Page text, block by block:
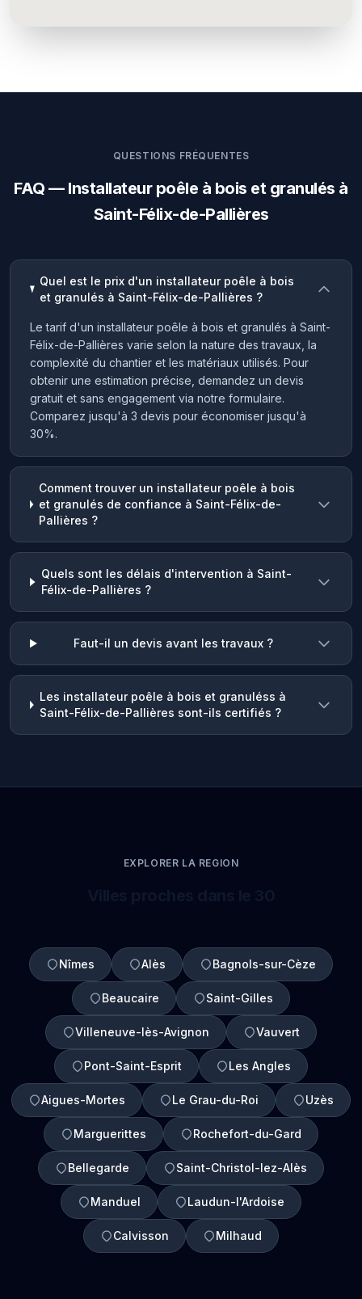
QUESTIONS FRÉQUENTES
FAQ — Installateur poêle à bois et granulés à
Saint-Félix-de-Pallières
Quel est le prix d'un installateur poêle à bois
et granulés à Saint-Félix-de-Pallières ?
Le tarif d'un installateur poêle à bois et granulés à Saint-
Félix-de-Pallières varie selon la nature des travaux, la
complexité du chantier et les matériaux utilisés. Pour
obtenir une estimation précise, demandez un devis
gratuit et sans engagement via notre formulaire.
Comparez jusqu'à 3 devis pour économiser jusqu'à
30%.
Comment trouver un installateur poêle à bois
et granulés de confiance à Saint-Félix-de-
Pallières ?
Quels sont les délais d'intervention à Saint-
Félix-de-Pallières ?
Faut-il un devis avant les travaux ?
Les installateur poêle à bois et granuléss à
Saint-Félix-de-Pallières sont-ils certifiés ?
EXPLORER LA REGION
Nîmes Alès Bagnols-sur-Cèze
Beaucaire Saint-Gilles
Villeneuve-lès-Avignon Vauvert
Pont-Saint-Esprit Les Angles
Aigues-Mortes Le Grau-du-Roi Uzès
Marguerittes Rochefort-du-Gard
Bellegarde Saint-Christol-lez-Alès
Manduel Laudun-l'Ardoise
Calvisson Milhaud